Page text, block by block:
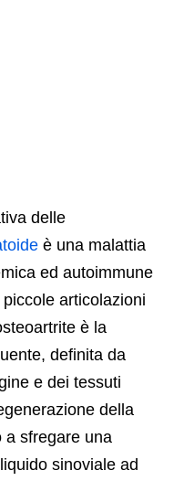
delle
è una malattia
ed autoimmune
articolazioni
è la
definita da
e dei tessuti
della
a sfregare una
sinoviale ad